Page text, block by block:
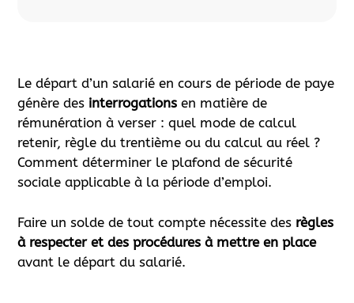
Le départ d’un salarié en cours de période de paye
génère des interrogations en matière de
rémunération à verser : quel mode de calcul
retenir, règle du trentième ou du calcul au réel ?
Comment déterminer le plafond de sécurité
sociale applicable à la période d’emploi.
Faire un solde de tout compte nécessite des règles
à respecter et des procédures à mettre en place
avant le départ du salarié.